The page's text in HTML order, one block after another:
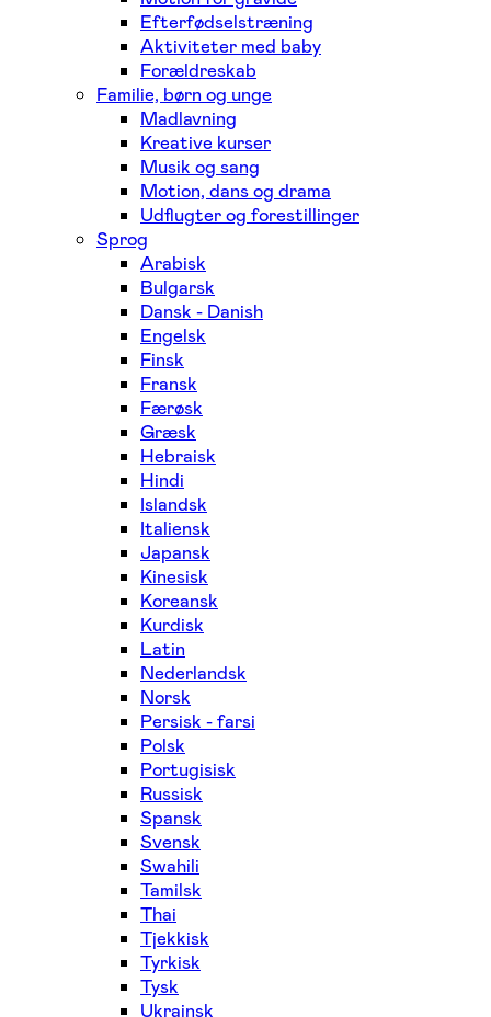
Efterfødselstræning
Aktiviteter med baby
Forældreskab
Familie, børn og unge
Madlavning
Kreative kurser
Musik og sang
Motion, dans og drama
Udflugter og forestillinger
Sprog
Arabisk
Bulgarsk
Dansk - Danish
Engelsk
Finsk
Fransk
Færøsk
Græsk
Hebraisk
Hindi
Islandsk
Italiensk
Japansk
Kinesisk
Koreansk
Kurdisk
Latin
Nederlandsk
Norsk
Persisk - farsi
Polsk
Portugisisk
Russisk
Spansk
Svensk
Swahili
Tamilsk
Thai
Tjekkisk
Tyrkisk
Tysk
Ukrainsk